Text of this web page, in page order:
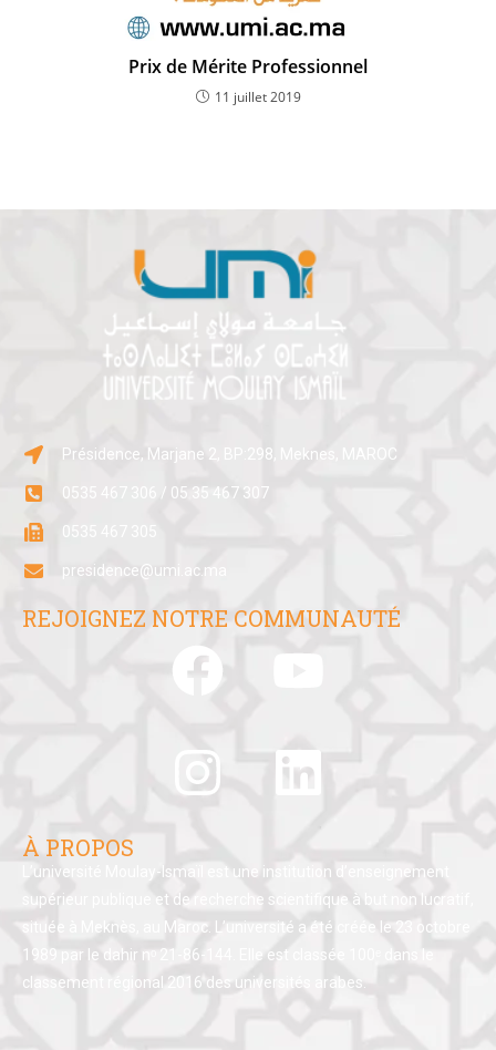
Prix de Mérite Professionnel
11 juillet 2019
Présidence, Marjane 2, BP:298, Meknes, MAROC
0535 467 306 / 05 35 467 307
0535 467 305
presidence@umi.ac.ma
REJOIGNEZ NOTRE COMMUNAUTÉ
À PROPOS
L’université Moulay-Ismaïl est une institution d’enseignement
supérieur publique et de recherche scientifique à but non lucratif,
située à Meknès, au Maroc. L’université a été créée le 23 octobre
1989 par le dahir nᵒ 21-86-144. Elle est classée 100ᵉ dans le
classement régional 2016 des universités arabes.